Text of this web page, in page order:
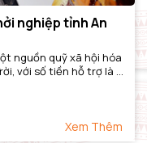
nghiệp tỉnh An
nguồn quỹ xã hội hóa
với số tiền hỗ trợ là 10
Xem Thêm